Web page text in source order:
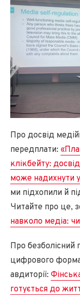
Про досвід
передплати:
клікбейту:
може надихнути
ми підхопили й
Читайте про це,
навколо медіа:
Про безболісний
цифрового
авдиторії:
готується до